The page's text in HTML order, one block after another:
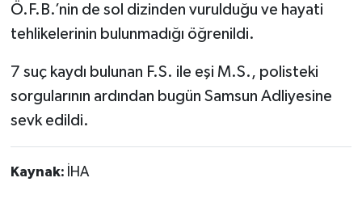
Ö.F.B.’nin de sol dizinden vurulduğu ve hayati
tehlikelerinin bulunmadığı öğrenildi.
7 suç kaydı bulunan F.S. ile eşi M.S., polisteki
sorgularının ardından bugün Samsun Adliyesine
sevk edildi.
Kaynak: İHA